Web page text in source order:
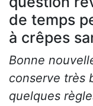
de temps
à crêpes
Bonne
conserve très
quelques